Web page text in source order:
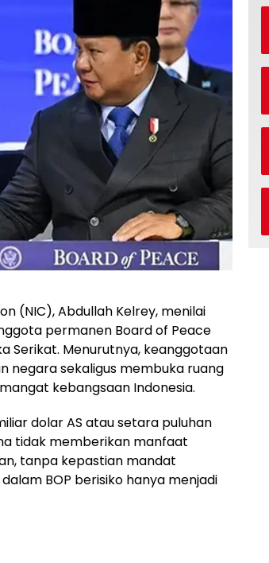
(NIC), Abdullah Kelrey, menilai
permanen Board of Peace
Serikat. Menurutnya, keanggotaan
negara sekaligus membuka ruang
kebangsaan Indonesia.
dolar AS atau setara puluhan
tidak memberikan manfaat
tanpa kepastian mandat
BOP berisiko hanya menjadi